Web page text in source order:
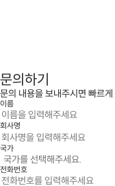
문의하기
문의 내용을 보내주시면 빠르게
이름
회사명
국가
전화번호